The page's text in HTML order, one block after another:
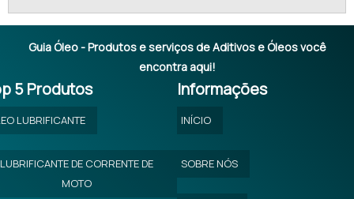
Guia Óleo - Produtos e serviços de Aditivos e Óleos você
encontra aqui!
5 Produtos
LUBRIFICANTE
LUBRIFICANTE DE CORRENTE DE
MOTO
Informações
INÍCIO
SOBRE NÓS